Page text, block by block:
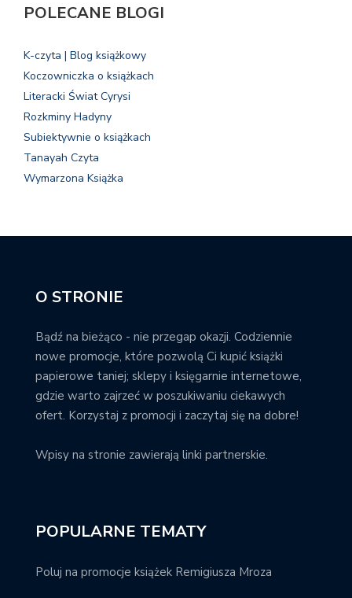
POLECANE BLOGI
K-czyta | Blog książkowy
Koczowniczka o książkach
Literacki Świat Cyrysi
Rozkminy Hadyny
Subiektywnie o książkach
Tanayah Czyta
Wymarzona Książka
O STRONIE
Bądź na bieżąco - nie przegap okazji. Codziennie
nowe promocje, które pozwolą Ci kupić książki
papierowe taniej; sklepy i księgarnie internetowe,
gdzie warto zajrzeć w poszukiwaniu ciekawych
ofert. Korzystaj z promocji i zaczytaj się na dobre!
Wpisy na stronie zawierają linki partnerskie.
POPULARNE TEMATY
Poluj na promocje książek Remigiusza Mroza